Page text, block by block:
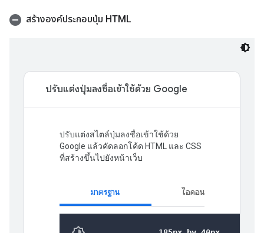
สร้างองค์ประกอบปุ่ม HTML